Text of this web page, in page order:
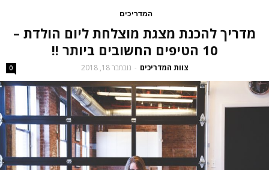
המדריכים
מדריך להכנת מצגת מוצלחת ליום הולדת –
10 הטיפים החשובים ביותר !!
צוות המדריכים - נובמבר 18, 2018 0